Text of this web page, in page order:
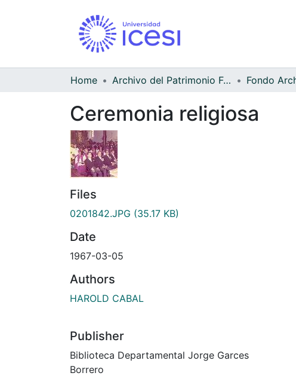
Home Archivo del Patrimonio Fotográfico y Fílmico del Valle del Cauca
Ceremonia religiosa
Files
0201842.JPG (35.17 KB)
Date
1967-03-05
Authors
HAROLD CABAL
Publisher
Biblioteca Departamental Jorge Garces
Borrero